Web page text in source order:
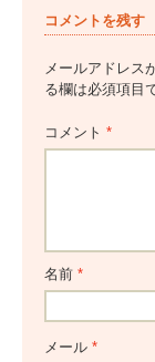
コメントを残す
メールアドレス
る欄は必須項目
コメント *
名前 *
メール *